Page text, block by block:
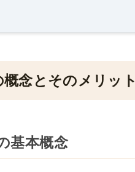
念とそのメリット
基本概念